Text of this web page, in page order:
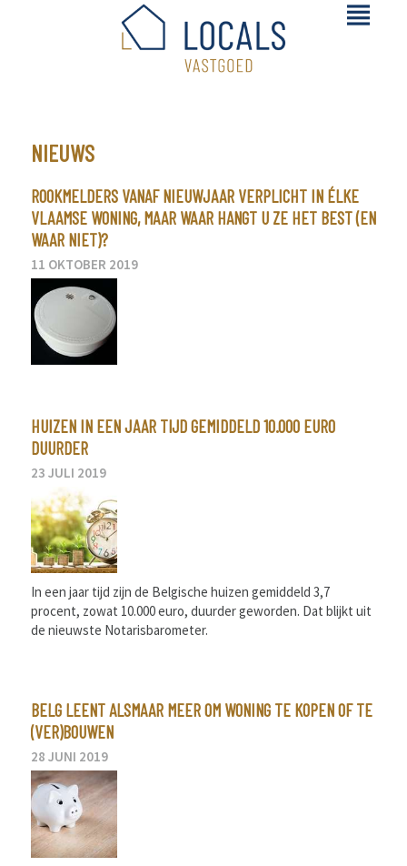
NIEUWS
ROOKMELDERS VANAF NIEUWJAAR VERPLICHT IN ÉLKE
VLAAMSE WONING, MAAR WAAR HANGT U ZE HET BEST (EN
WAAR NIET)?
11 OKTOBER 2019
HUIZEN IN EEN JAAR TIJD GEMIDDELD 10.000 EURO
DUURDER
23 JULI 2019
In een jaar tijd zijn de Belgische huizen gemiddeld 3,7
procent, zowat 10.000 euro, duurder geworden. Dat blijkt uit
de nieuwste Notarisbarometer.
BELG LEENT ALSMAAR MEER OM WONING TE KOPEN OF TE
(VER)BOUWEN
28 JUNI 2019